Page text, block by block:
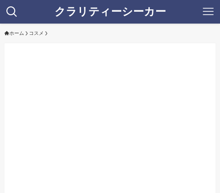
クラリティーシーカー
ホーム コスメ